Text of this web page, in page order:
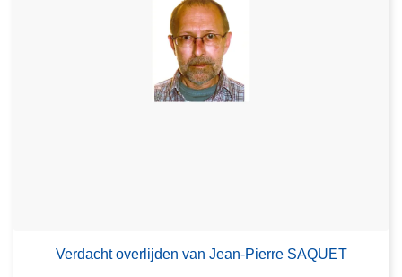
Verdacht overlijden van Jean-Pierre SAQUET